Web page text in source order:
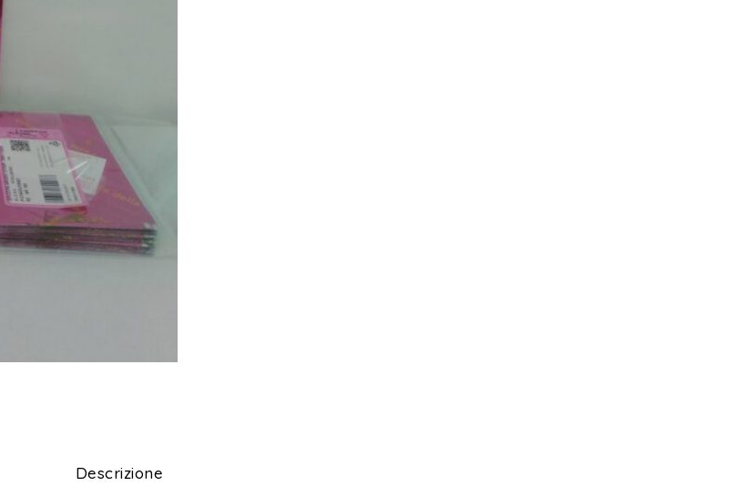
Descrizione